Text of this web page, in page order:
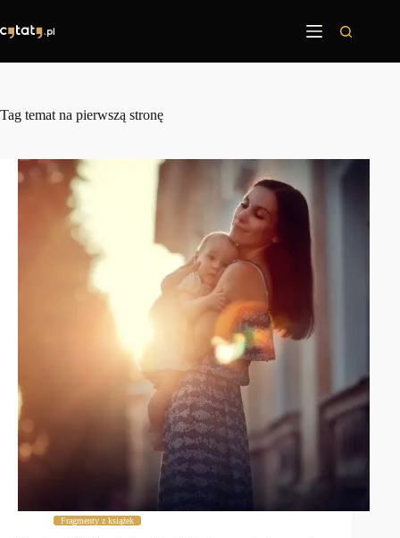
treści
Tag temat na pierwszą stronę
Fragmenty z książek